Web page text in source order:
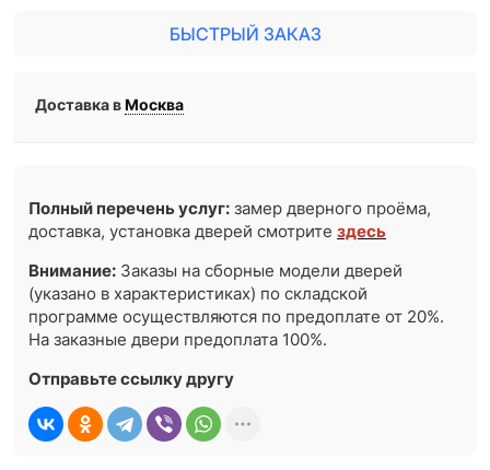
БЫСТРЫЙ ЗАКАЗ
Доставка вМосква
Полный перечень услуг: замер дверного проёма,
доставка, установка дверей смотритездесь
Внимание: Заказы на сборные модели дверей
(указано в характеристиках) по складской
программе осуществляются по предоплате от 20%.
На заказные двери предоплата 100%.
Отправьте ссылку другу